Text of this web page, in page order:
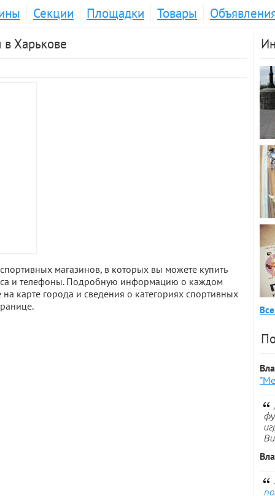
Секции Площадки Товары
в Харькове
магазинов, в которых вы можете купить
и телефоны. Подробную информацию о каждом
карте города и сведения о категориях спортивных